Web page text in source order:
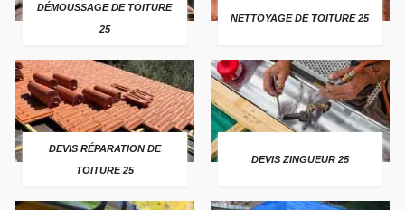
DÉMOUSSAGE DE TOITURE
25
NETTOYAGE DE TOITURE 25
DEVIS RÉPARATION DE
TOITURE 25
DEVIS ZINGUEUR 25